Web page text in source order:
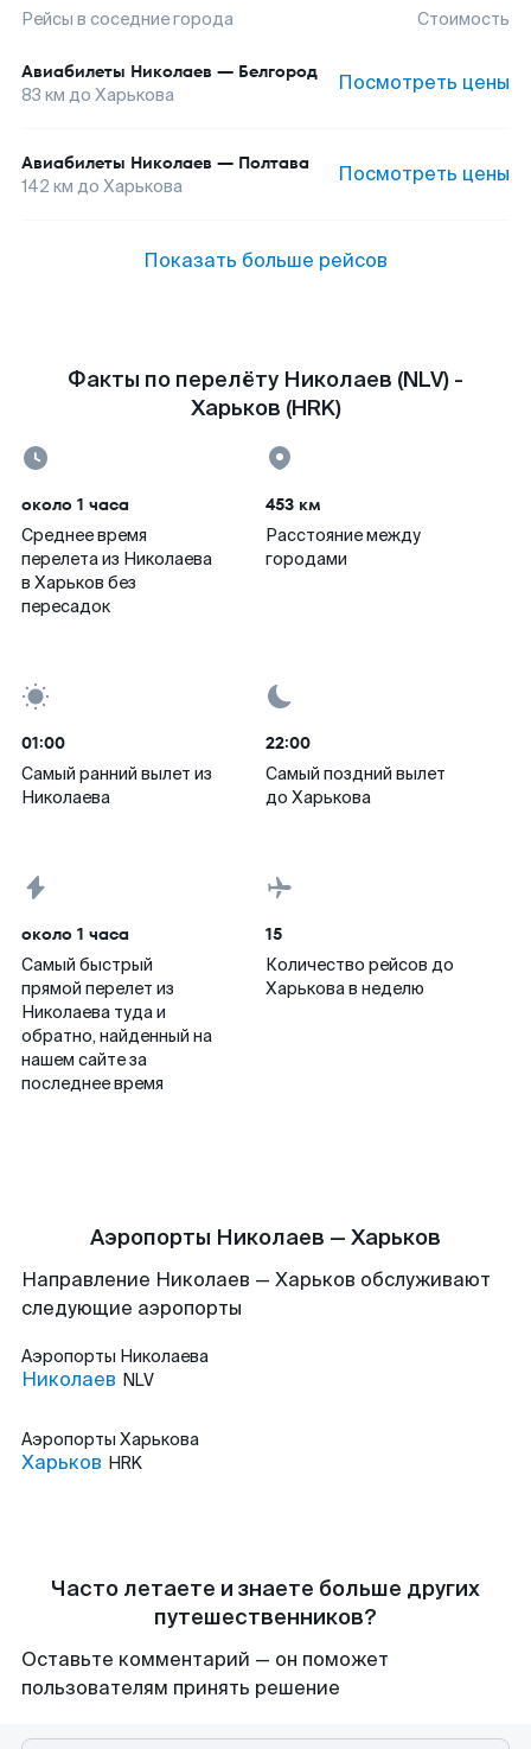
Рейсы в соседние города Стоимость
Авиабилеты Николаев — Белгород
83 км до Харькова Посмотреть цены
Авиабилеты Николаев — Полтава
142 км до Харькова Посмотреть цены
Показать больше рейсов
Факты по перелёту Николаев (NLV) -
Харьков (HRK)
около 1 часа
Среднее время
перелета из Николаева
в Харьков без
пересадок
453 км
Расстояние между
городами
01:00
Самый ранний вылет из
Николаева
22:00
Самый поздний вылет
до Харькова
около 1 часа
Самый быстрый
прямой перелет из
Николаева туда и
обратно, найденный на
нашем сайте за
последнее время
15
Количество рейсов до
Харькова в неделю
Аэропорты Николаев — Харьков
Направление Николаев — Харьков обслуживают
следующие аэропорты
Аэропорты Николаева
Николаев NLV
Аэропорты Харькова
Харьков HRK
Часто летаете и знаете больше других
путешественников?
Оставьте комментарий — он поможет
пользователям принять решение